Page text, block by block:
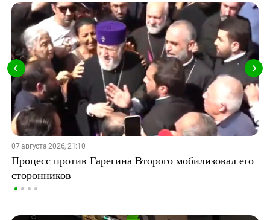
07 августа 2026, 21:10
Процесс против Гарегина Второго мобилизовал его
сторонников